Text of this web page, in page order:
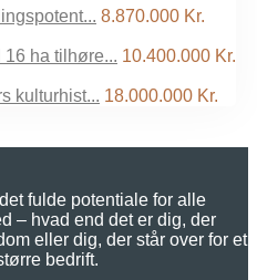
8.870.000 Kr.
ha tilhøre... 10.400.000 Kr.
kulturhist... 18.000.000 Kr.
fulde potentiale for alle
– hvad end det er dig, der
eller dig, der står over for et
bedrift.